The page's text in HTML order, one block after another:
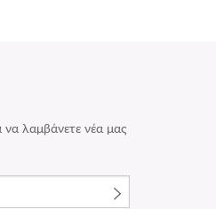
λαμβάνετε νέα μας